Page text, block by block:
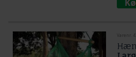
Varenr.